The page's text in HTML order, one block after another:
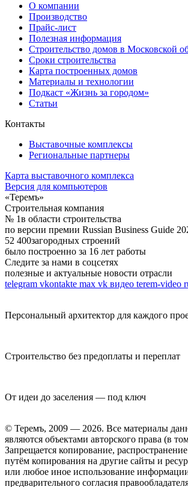
О компании
Производство
Прайс-лист
Полезная информация
Строительство домов в Московской
Сроки строительства
Карта построенных домов
Материалы и технологии
Подкаст «Жизнь за городом»
Статьи
Контакты
Выставочные комплексы
Региональные партнеры
Карта выставочного комплекса
Версия для компьютеров
«Теремъ»
Строительная компания
№ 1в области строительства
по версии премии Russian Business Guide
52 400загородных строений
было построенно за 16 лет работы
Следите за нами в соцсетях
полезные и актуальные новости отрасли
telegram vkontakte max vk видео terem-video
Персональный архитектор для каждого
Строительство без предоплаты и переплат
От идеи до заселения — под ключ
© Теремъ, 2009 — 2026. Все материалы
являются объектами авторского права (в
Запрещается копирование,
путём копирования на другие сайты и
или любое иное использование
предварительного согласия